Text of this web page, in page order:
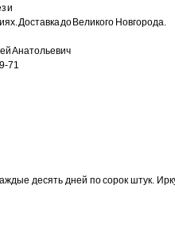
и
Доставка до Великого Новгорода.
Анатольевич
71
десять дней по сорок штук.